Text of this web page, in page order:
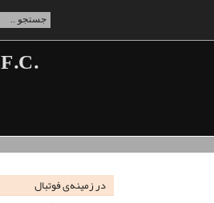
F.C.
در زمینه‌ی فوتبال